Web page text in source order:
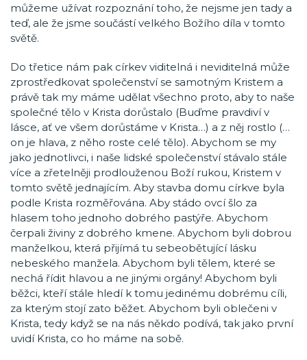
můžeme užívat rozpoznání toho, že nejsme jen tady a
teď, ale že jsme součástí velkého Božího díla v tomto
světě.
Do třetice nám pak církev viditelná i neviditelná může
zprostředkovat společenství se samotným Kristem a
právě tak my máme udělat všechno proto, aby to naše
společné tělo v Krista dorůstalo (Buďme pravdiví v
lásce, ať ve všem dorůstáme v Krista…) a z něj rostlo (…
on je hlava, z něho roste celé tělo). Abychom se my
jako jednotlivci, i naše lidské společenství stávalo stále
více a zřetelněji prodlouženou Boží rukou, Kristem v
tomto světě jednajícím. Aby stavba domu církve byla
podle Krista rozměřována. Aby stádo ovcí šlo za
hlasem toho jednoho dobrého pastýře. Abychom
čerpali živiny z dobrého kmene. Abychom byli dobrou
manželkou, která přijímá tu sebeobětující lásku
nebeského manžela. Abychom byli tělem, které se
nechá řídit hlavou a ne jinými orgány! Abychom byli
běžci, kteří stále hledí k tomu jedinému dobrému cíli,
za kterým stojí zato běžet. Abychom byli oblečeni v
Krista, tedy když se na nás někdo podívá, tak jako první
uvidí Krista, co ho máme na sobě.